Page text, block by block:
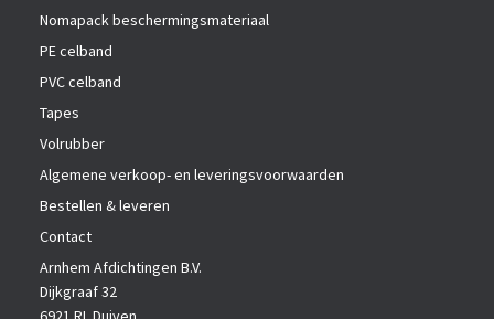
Nomapack beschermingsmateriaal
PE celband
PVC celband
Tapes
Volrubber
Algemene verkoop- en leveringsvoorwaarden
Bestellen & leveren
Contact
Arnhem Afdichtingen B.V.
Dijkgraaf 32